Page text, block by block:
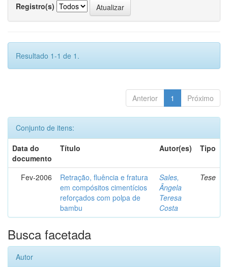
Registro(s)
Resultado 1-1 de 1.
Anterior 1 Próximo
Conjunto de itens:
Data do
documento
Título Autor(es) Tipo
Fev-2006
Retração, fluência e fratura
em compósitos cimentícios
reforçados com polpa de
bambu
Sales,
Ângela
Teresa
Costa
Tese
Busca facetada
Autor